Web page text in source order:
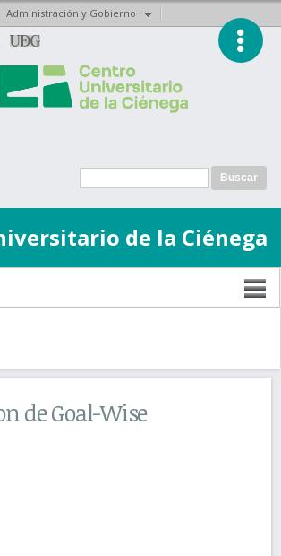
Administración y Gobierno
Pasar al
contenido
principal
Formulario de
Buscar
de la Ciénega
aquí
de Goal-Wise